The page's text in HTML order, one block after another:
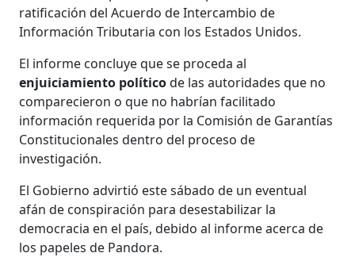
ratificación del Acuerdo de Intercambio de
Información Tributaria con los Estados Unidos.
El informe concluye que se proceda al
enjuiciamiento políticode las autoridades que no
comparecieron o que no habrían facilitado
información requerida por la Comisión de Garantías
Constitucionales dentro del proceso de
investigación.
El Gobierno advirtió este sábado de un eventual
afán de conspiración para desestabilizar la
democracia en el país, debido al informe acerca de
los papeles de Pandora.